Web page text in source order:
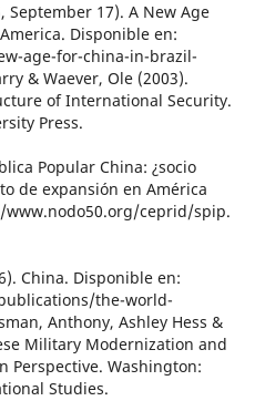
September 17). A New Age
Disponible en:
age-for-china-in-brazil-
& Waever, Ole (2003).
of International Security.
Press.
Popular China: ¿socio
de expansión en América
ceprid/spip.
China. Disponible en:
the-world-
Anthony, Ashley Hess &
Military Modernization and
Perspective. Washington:
Studies.